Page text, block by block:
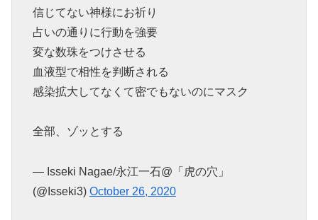
信じてない神様にお祈り
占いの通りに行動を強要
変な数珠をつけさせる
血液型で相性を判断される
感染拡大してなくて密でもないのにマスク
全部、ゾッとする
— Isseki Nagae/永江一石@「虎の穴」
(@Isseki3) October 26, 2020